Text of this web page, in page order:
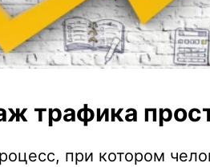
трафика
при котором